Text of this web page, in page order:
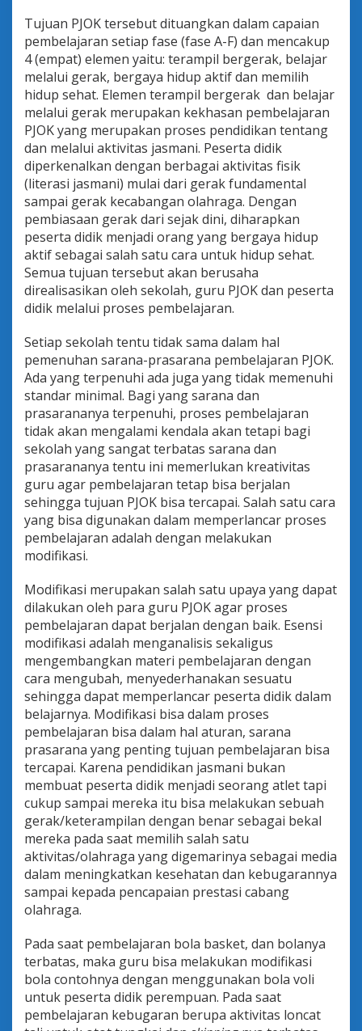
Tujuan PJOK tersebut dituangkan dalam capaian
pembelajaran setiap fase (fase A-F) dan mencakup
4 (empat) elemen yaitu: terampil bergerak, belajar
melalui gerak, bergaya hidup aktif dan memilih
hidup sehat. Elemen terampil bergerak dan belajar
melalui gerak merupakan kekhasan pembelajaran
PJOK yang merupakan proses pendidikan tentang
dan melalui aktivitas jasmani. Peserta didik
diperkenalkan dengan berbagai aktivitas fisik
(literasi jasmani) mulai dari gerak fundamental
sampai gerak kecabangan olahraga. Dengan
pembiasaan gerak dari sejak dini, diharapkan
peserta didik menjadi orang yang bergaya hidup
aktif sebagai salah satu cara untuk hidup sehat.
Semua tujuan tersebut akan berusaha
direalisasikan oleh sekolah, guru PJOK dan peserta
didik melalui proses pembelajaran.
Setiap sekolah tentu tidak sama dalam hal
pemenuhan sarana-prasarana pembelajaran PJOK.
Ada yang terpenuhi ada juga yang tidak memenuhi
standar minimal. Bagi yang sarana dan
prasarananya terpenuhi, proses pembelajaran
tidak akan mengalami kendala akan tetapi bagi
sekolah yang sangat terbatas sarana dan
prasarananya tentu ini memerlukan kreativitas
guru agar pembelajaran tetap bisa berjalan
sehingga tujuan PJOK bisa tercapai. Salah satu cara
yang bisa digunakan dalam memperlancar proses
pembelajaran adalah dengan melakukan
modifikasi.
Modifikasi merupakan salah satu upaya yang dapat
dilakukan oleh para guru PJOK agar proses
pembelajaran dapat berjalan dengan baik. Esensi
modifikasi adalah menganalisis sekaligus
mengembangkan materi pembelajaran dengan
cara mengubah, menyederhanakan sesuatu
sehingga dapat memperlancar peserta didik dalam
belajarnya. Modifikasi bisa dalam proses
pembelajaran bisa dalam hal aturan, sarana
prasarana yang penting tujuan pembelajaran bisa
tercapai. Karena pendidikan jasmani bukan
membuat peserta didik menjadi seorang atlet tapi
cukup sampai mereka itu bisa melakukan sebuah
gerak/keterampilan dengan benar sebagai bekal
mereka pada saat memilih salah satu
aktivitas/olahraga yang digemarinya sebagai media
dalam meningkatkan kesehatan dan kebugarannya
sampai kepada pencapaian prestasi cabang
olahraga.
Pada saat pembelajaran bola basket, dan bolanya
terbatas, maka guru bisa melakukan modifikasi
bola contohnya dengan menggunakan bola voli
untuk peserta didik perempuan. Pada saat
pembelajaran kebugaran berupa aktivitas loncat